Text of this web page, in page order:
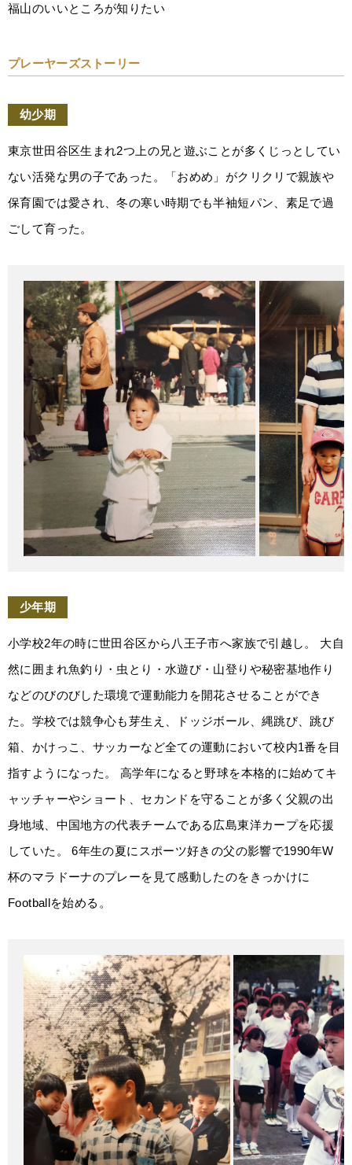
福山のいいところが知りたい
プレーヤーズストーリー
幼少期
東京世田谷区生まれ2つ上の兄と遊ぶことが多くじっとしてい
ない活発な男の子であった。「おめめ」がクリクリで親族や
保育園では愛され、冬の寒い時期でも半袖短パン、素足で過
ごして育った。
少年期
小学校2年の時に世田谷区から八王子市へ家族で引越し。 大自
然に囲まれ魚釣り・虫とり・水遊び・山登りや秘密基地作り
などのびのびした環境で運動能力を開花させることができ
た。学校では競争心も芽生え、ドッジボール、縄跳び、跳び
箱、かけっこ、サッカーなど全ての運動において校内1番を目
指すようになった。 高学年になると野球を本格的に始めてキ
ャッチャーやショート、セカンドを守ることが多く父親の出
身地域、中国地方の代表チームである広島東洋カープを応援
していた。 6年生の夏にスポーツ好きの父の影響で1990年W
杯のマラドーナのプレーを見て感動したのをきっかけに
Footballを始める。